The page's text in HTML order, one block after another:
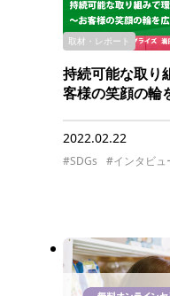
取材・レポート
持続可能な取り
客様の笑顔の輪
2022.02.22
#SDGs #インタビュ